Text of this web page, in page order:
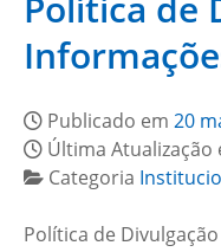
Publicado em 20
Última Atualização
Categoria
Política de